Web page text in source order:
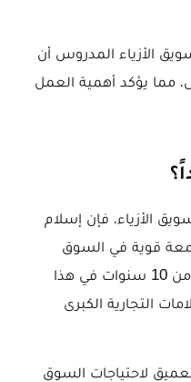
الأزياء المدروس أن
مما يؤكد أهمية العمل
الأزياء، فإن إسلام
قوية في السوق
السعودي ولديه خبرة تمتد لأكثر من 10 سنوات في هذا
التجارية الكبرى
لاحتياجات السوق